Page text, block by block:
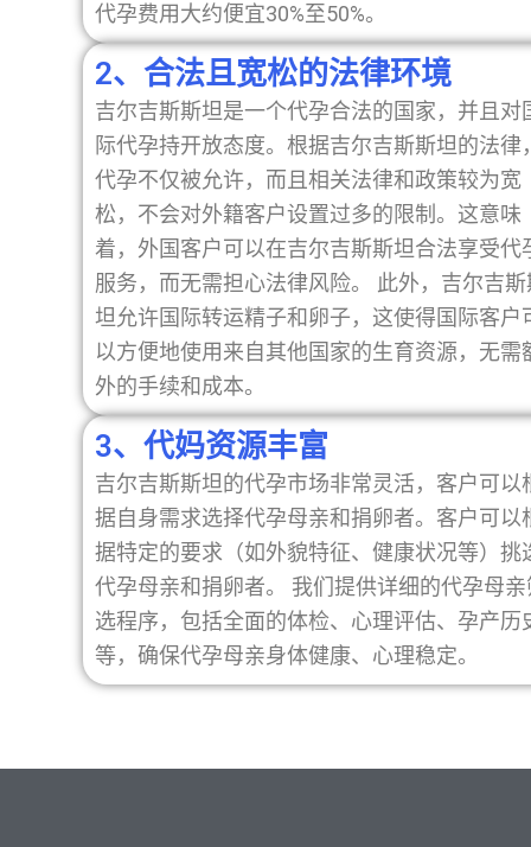
代孕费用大约便宜30%至50%。
2、合法且宽松的法律环境
吉尔吉斯斯坦是一个代孕合法的国家，并且对
际代孕持开放态度。根据吉尔吉斯斯坦的法律
代孕不仅被允许，而且相关法律和政策较为宽
松，不会对外籍客户设置过多的限制。这意味
着，外国客户可以在吉尔吉斯斯坦合法享受代
服务，而无需担心法律风险。 此外，吉尔吉斯
坦允许国际转运精子和卵子，这使得国际客户
以方便地使用来自其他国家的生育资源，无需
外的手续和成本。
3、代妈资源丰富
吉尔吉斯斯坦的代孕市场非常灵活，客户可以
据自身需求选择代孕母亲和捐卵者。客户可以
据特定的要求（如外貌特征、健康状况等）挑
代孕母亲和捐卵者。 我们提供详细的代孕母亲
选程序，包括全面的体检、心理评估、孕产历
等，确保代孕母亲身体健康、心理稳定。